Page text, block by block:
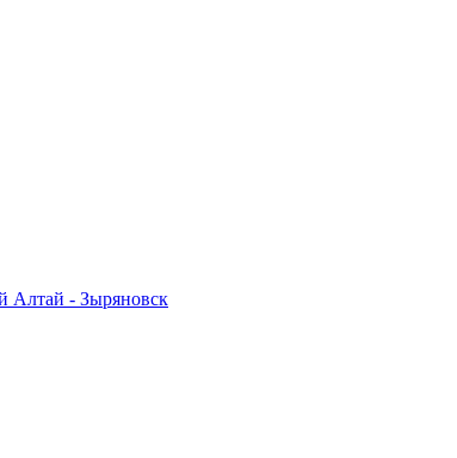
Алтай - Зыряновск